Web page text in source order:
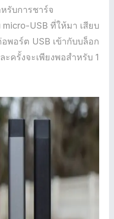
รับการชาร์จ
USB ที่ให้มา เสียบ
พอร์ต USB เข้ากับบล็อก
ครั้งจะเพียงพอสำหรับ 1